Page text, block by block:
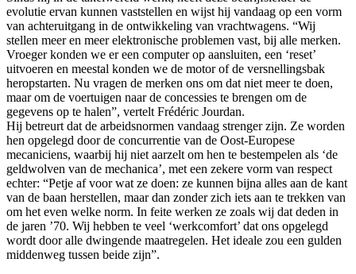
evolutie ervan kunnen vaststellen en wijst hij vandaag op een vorm
van achteruitgang in de ontwikkeling van vrachtwagens. “Wij
stellen meer en meer elektronische problemen vast, bij alle merken.
Vroeger konden we er een computer op aansluiten, een ‘reset’
uitvoeren en meestal konden we de motor of de versnellingsbak
heropstarten. Nu vragen de merken ons om dat niet meer te doen,
maar om de voertuigen naar de concessies te brengen om de
gegevens op te halen”, vertelt Frédéric Jourdan.
Hij betreurt dat de arbeidsnormen vandaag strenger zijn. Ze worden
hen opgelegd door de concurrentie van de Oost-Europese
mecaniciens, waarbij hij niet aarzelt om hen te bestempelen als ‘de
geldwolven van de mechanica’, met een zekere vorm van respect
echter: “Petje af voor wat ze doen: ze kunnen bijna alles aan de kant
van de baan herstellen, maar dan zonder zich iets aan te trekken van
om het even welke norm. In feite werken ze zoals wij dat deden in
de jaren ’70. Wij hebben te veel ‘werkcomfort’ dat ons opgelegd
wordt door alle dwingende maatregelen. Het ideale zou een gulden
middenweg tussen beide zijn”.